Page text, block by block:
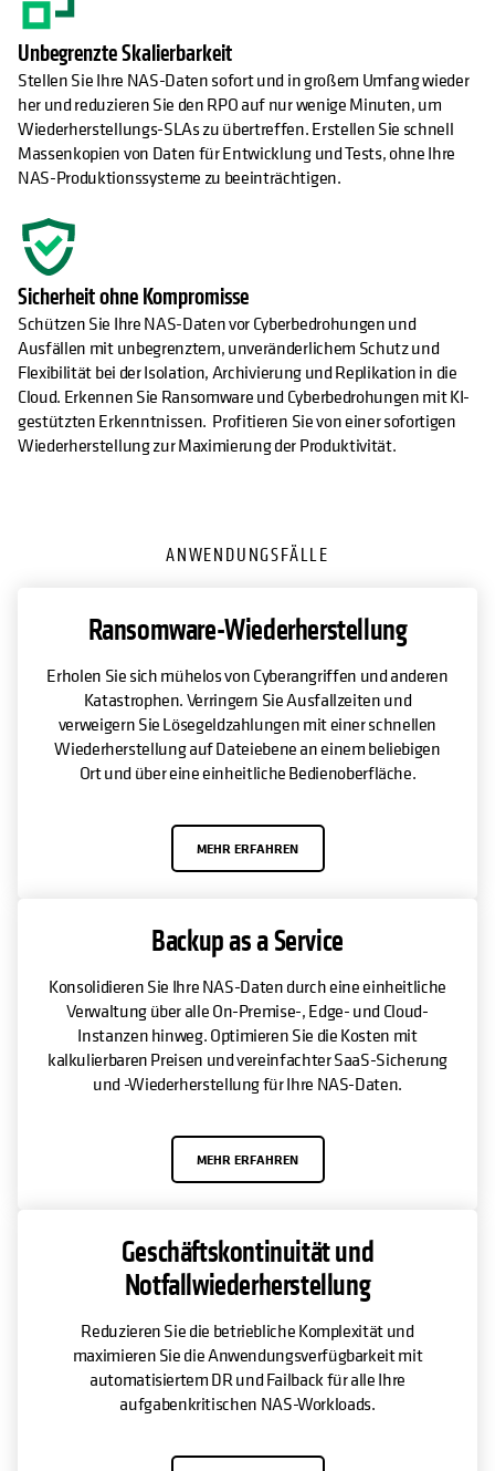
Unbegrenzte Skalierbarkeit
Stellen Sie Ihre NAS-Daten sofort und in großem Umfang wieder
her und reduzieren Sie den RPO auf nur wenige Minuten, um
Wiederherstellungs-SLAs zu übertreffen. Erstellen Sie schnell
Massenkopien von Daten für Entwicklung und Tests, ohne Ihre
NAS-Produktionssysteme zu beeinträchtigen.
Sicherheit ohne Kompromisse
Schützen Sie Ihre NAS-Daten vor Cyberbedrohungen und
Ausfällen mit unbegrenztem, unveränderlichem Schutz und
Flexibilität bei der Isolation, Archivierung und Replikation in die
Cloud. Erkennen Sie Ransomware und Cyberbedrohungen mit KI-
gestützten Erkenntnissen. Profitieren Sie von einer sofortigen
Wiederherstellung zur Maximierung der Produktivität.
ANWENDUNGSFÄLLE
Ransomware-Wiederherstellung
Erholen Sie sich mühelos von Cyberangriffen und anderen
Katastrophen. Verringern Sie Ausfallzeiten und
verweigern Sie Lösegeldzahlungen mit einer schnellen
Wiederherstellung auf Dateiebene an einem beliebigen
Ort und über eine einheitliche Bedienoberfläche.
MEHR ERFAHREN
Backup as a Service
Konsolidieren Sie Ihre NAS-Daten durch eine einheitliche
Verwaltung über alle On-Premise-, Edge- und Cloud-
Instanzen hinweg. Optimieren Sie die Kosten mit
kalkulierbaren Preisen und vereinfachter SaaS-Sicherung
und -Wiederherstellung für Ihre NAS-Daten.
MEHR ERFAHREN
Geschäftskontinuität und
Notfallwiederherstellung
Reduzieren Sie die betriebliche Komplexität und
maximieren Sie die Anwendungsverfügbarkeit mit
automatisiertem DR und Failback für alle Ihre
aufgabenkritischen NAS-Workloads.